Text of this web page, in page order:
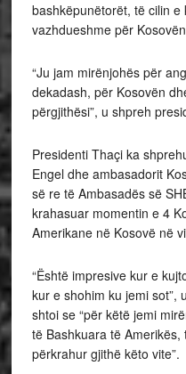
bashkëpunëtorët, të cilin
vazhdueshme për
“Ju jam mirënjohës për
dekadash, për Kosovën
përgjithësi”, u shpreh
Presidenti Thaçi ka
Engel dhe ambasadorit
së re të Ambasadës së
krahasuar momentin e 4
Amerikane në Kosovë në
“Është impresive kur e
kur e shohim ku jemi sot”,
shtoi se “për këtë jemi
të Bashkuara të
përkrahur gjithë këto vite”.